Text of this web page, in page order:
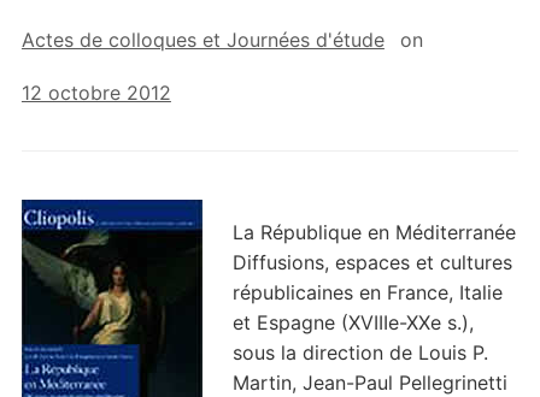
Actes de colloques et Journées d'étude on
12 octobre 2012
La République en Méditerranée
Diffusions, espaces et cultures
républicaines en France, Italie
et Espagne (XVIIIe-XXe s.),
sous la direction de Louis P.
Martin, Jean-Paul Pellegrinetti